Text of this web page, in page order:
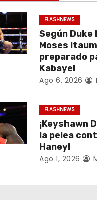
FLASHNEWS
Según Duke
Moses
preparado
Kabayel
Ago 6, 2026
FLASHNEWS
¡Keyshawn
la pelea
Haney!
Ago 1, 2026